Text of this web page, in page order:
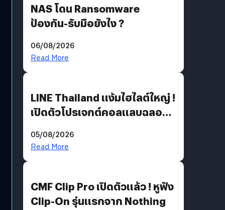
NAS โดน Ransomware
ป้องกัน-รับมือยังไง ?
06/08/2026
Read More
LINE Thailand แง้มไฮไลต์ใหญ่ !
เปิดตัวโปรเจกต์คอลแลบฉลอง
Moon x LINE FRIENDS
05/08/2026
Read More
CMF Clip Pro เปิดตัวแล้ว ! หูฟัง
Clip-On รุ่นแรกจาก Nothing